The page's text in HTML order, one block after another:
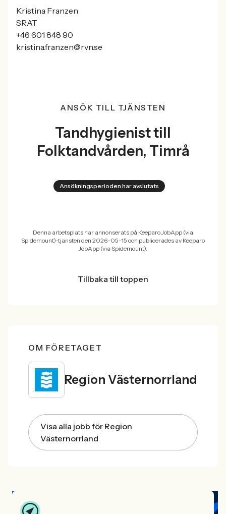
Kristina Franzen
SRAT
+46 601 848 90
kristina.franzen@rvn.se
ANSÖK TILL TJÄNSTEN
Tandhygienist till
Folktandvården, Timrå
Ansökningsperioden har avslutats
Denna arbetsplats har annonserats på Keeparo JobApp (via
Spidemount)-tjänsten den 2026-05-15 och publicerades av Keeparo
JobApp (via Spidemount).
Tillbaka till toppen
OM FÖRETAGET
Region Västernorrland
Visa alla jobb för Region
Västernorrland